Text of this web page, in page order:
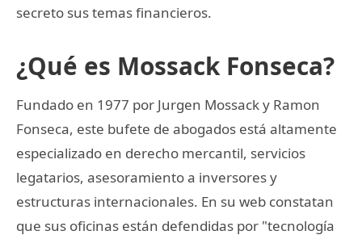
secreto sus temas financieros.
¿Qué es Mossack Fonseca?
Fundado en 1977 por Jurgen Mossack y Ramon
Fonseca, este bufete de abogados está altamente
especializado en derecho mercantil, servicios
legatarios, asesoramiento a inversores y
estructuras internacionales. En su web constatan
que sus oficinas están defendidas por "tecnología